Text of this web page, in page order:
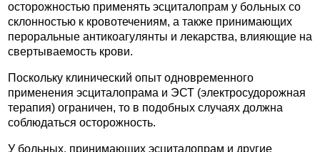
осторожностью применять эсциталопрам у больных со
склонностью к кровотечениям, а также принимающих
пероральные антикоагулянты и лекарства, влияющие на
свертываемость крови.
Поскольку клинический опыт одновременного
применения эсциталопрама и ЭСТ (электросудорожная
терапия) ограничен, то в подобных случаях должна
соблюдаться осторожность.
У больных, принимающих эсциталопрам и другие